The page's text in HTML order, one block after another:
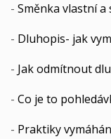
- Směnka vlastní a
- Dluhopis- jak
- Jak odmítnout
- Co je to
- Praktiky